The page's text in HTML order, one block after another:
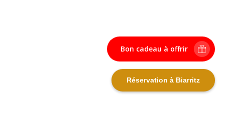
Réservation à Biarritz
Bon cadeau à offrir